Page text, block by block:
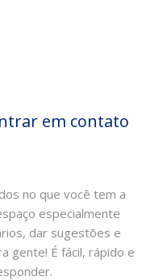
em contato
no que você tem a
especialmente
dar sugestões e
gente! É fácil, rápido e